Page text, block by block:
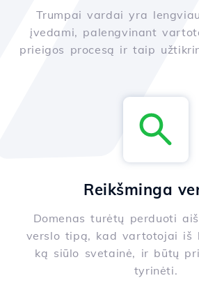
Trumpai vardai yra
įvedami, palengvinant
prieigos procesą ir taip
Reikšminga
Domenas turėtų perduoti
verslo tipą, kad vartotojai iš
ką siūlo svetainė, ir būtų
tyrinėti.